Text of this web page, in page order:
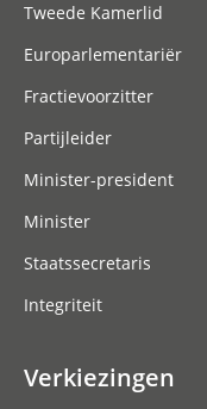
Tweede Kamerlid
Europarlementariër
Fractievoorzitter
Partijleider
Minister-president
Minister
Staatssecretaris
Integriteit
Verkiezingen